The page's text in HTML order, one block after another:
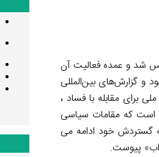
۲۰۱۲ رهبر اصلی کمپین تبلیغاتی ضد فساد در لبنان شد. انجمن شفافیت لبنان در سال ۱۹۹۹ تاسیس شد و عمده فعالیت آن
و گزارش‌های بین‌المللی
برای مقابله با فساد ،
است که مقامات سیاسی
گستردش خود ادامه می
پیوست.